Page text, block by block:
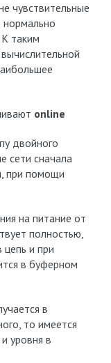
чувствительные
нормально
таким
online
двойного
сети сначала
при помощи
на питание от
полностью,
и при
в буферном
в
то имеется
уровня в